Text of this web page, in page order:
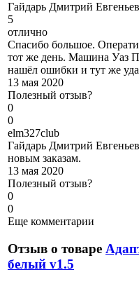
Гайдарь Дмитрий
5
отлично
Спасибо большое.
тот же день. Машина Уаз
нашёл ошибки и тут же
13 мая 2020
Полезный отзыв?
0
0
elm327club
Гайдарь Дмитрий
новым заказам.
13 мая 2020
Полезный отзыв?
0
0
Еще комментарии
Отзыв о товаре
белый v1.5